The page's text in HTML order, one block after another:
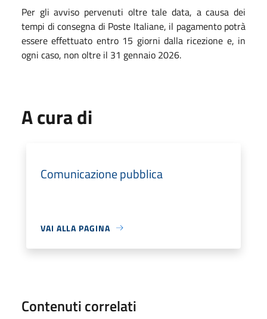
Per gli avviso pervenuti oltre tale data, a causa dei
tempi di consegna di Poste Italiane, il pagamento potrà
essere effettuato entro 15 giorni dalla ricezione e, in
ogni caso, non oltre il 31 gennaio 2026.
A cura di
Comunicazione pubblica
VAI ALLA PAGINA
Contenuti correlati